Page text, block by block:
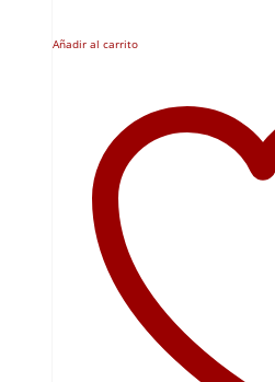
Añadir al carrito